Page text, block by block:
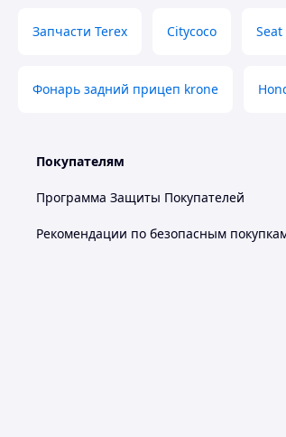
Запчасти Terex Citycoco Seat
Фонарь задний прицеп krone
Покупателям
Программа Защиты Покупателей
Рекомендации по безопасным